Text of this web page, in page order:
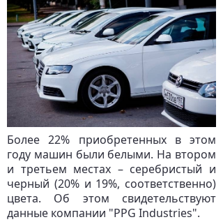
Более 22% приобретенных в этом
году машин были белыми. На втором
и третьем местах – серебристый и
черный (20% и 19%, соответственно)
цвета. Об этом свидетельствуют
данные компании "PPG Industries".